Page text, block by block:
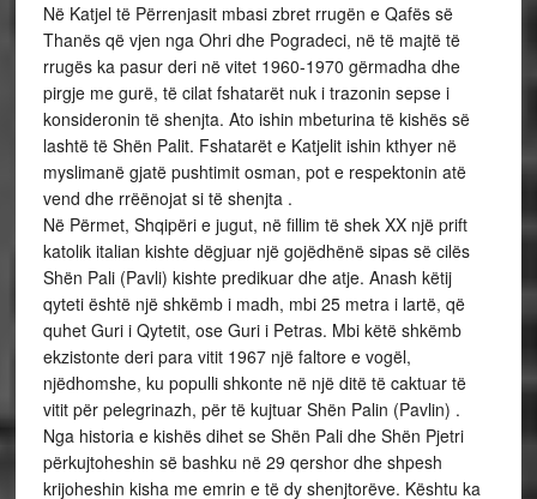
Në Katjel të Përrenjasit mbasi zbret rrugën e Qafës së
Thanës që vjen nga Ohri dhe Pogradeci, në të majtë të
rrugës ka pasur deri në vitet 1960-1970 gërmadha dhe
pirgje me gurë, të cilat fshatarët nuk i trazonin sepse i
konsideronin të shenjta. Ato ishin mbeturina të kishës së
lashtë të Shën Palit. Fshatarët e Katjelit ishin kthyer në
myslimanë gjatë pushtimit osman, pot e respektonin atë
vend dhe rrëënojat si të shenjta .
Në Përmet, Shqipëri e jugut, në fillim të shek XX një prift
katolik italian kishte dëgjuar një gojëdhënë sipas së cilës
Shën Pali (Pavli) kishte predikuar dhe atje. Anash këtij
qyteti është një shkëmb i madh, mbi 25 metra i lartë, që
quhet Guri i Qytetit, ose Guri i Petras. Mbi këtë shkëmb
ekzistonte deri para vitit 1967 një faltore e vogël,
njëdhomshe, ku populli shkonte në një ditë të caktuar të
vitit për pelegrinazh, për të kujtuar Shën Palin (Pavlin) .
Nga historia e kishës dihet se Shën Pali dhe Shën Pjetri
përkujtoheshin së bashku në 29 qershor dhe shpesh
krijoheshin kisha me emrin e të dy shenjtorëve. Kështu ka